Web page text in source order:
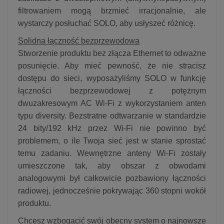
filtrowaniem mogą brzmieć irracjonalnie, ale
wystarczy posłuchać SOLO, aby usłyszeć różnicę.
Solidna łączność bezprzewodowa
Stworzenie produktu bez złącza Ethernet to odważne
posunięcie. Aby mieć pewność, że nie stracisz
dostępu do sieci, wyposażyliśmy SOLO w funkcję
łączności bezprzewodowej z potężnym
dwuzakresowym AC Wi-Fi z wykorzystaniem anten
typu diversity. Bezstratne odtwarzanie w standardzie
24 bity/192 kHz przez Wi-Fi nie powinno być
problemem, o ile Twoja sieć jest w stanie sprostać
temu zadaniu. Wewnętrzne anteny Wi-Fi zostały
umieszczone tak, aby obszar z obwodami
analogowymi był całkowicie pozbawiony łączności
radiowej, jednocześnie pokrywając 360 stopni wokół
produktu.
Chcesz wzbogacić swój obecny system o najnowsze